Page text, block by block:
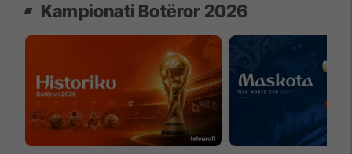
Kampionati Botëror 2026